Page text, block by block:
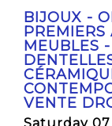
BIJOUX -
MEUBLES
VENTE
Saturday 07